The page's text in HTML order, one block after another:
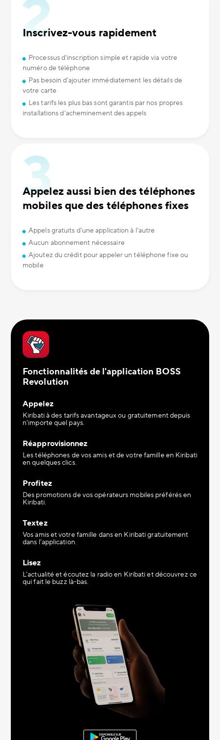
Inscrivez-vous rapidement
Processus d'inscription simple et rapide via votre
numéro de téléphone
Pas besoin d'ajouter immédiatement les détails de
votre carte
Les tarifs les plus bas sont garantis par nos propres
installations d'acheminement des appels
Appelez aussi bien des téléphones
mobiles que des téléphones fixes
Appels gratuits d'une application à l'autre
Aucun abonnement nécessaire
Ajoutez du crédit pour appeler un téléphone fixe ou
mobile
Fonctionnalités de l'application BOSS
Revolution
Appelez
Kiribati à des tarifs avantageux ou gratuitement depuis
n'importe quel pays.
Réapprovisionnez
Les téléphones de vos amis et de votre famille en Kiribati
en quelques clics.
Profitez
Des promotions de vos opérateurs mobiles préférés en
Kiribati.
Textez
Vos amis et votre famille dans en Kiribati gratuitement
dans l'application.
Lisez
L'actualité et écoutez la radio en Kiribati et découvrez ce
qui fait le buzz là-bas.